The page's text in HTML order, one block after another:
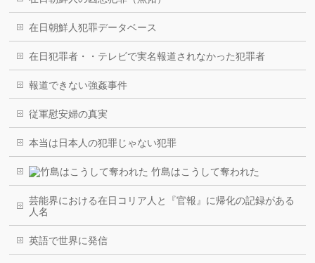
在日朝鮮人犯罪データベース
在日犯罪者・・テレビで実名報道されなかった犯罪者
報道できない強姦事件
従軍慰安婦の真実
本当は日本人の犯罪じゃない犯罪
竹島はこうして奪われた
芸能界における在日コリア人と『官報』に帰化の記録がある
人名
英語で世界に発信